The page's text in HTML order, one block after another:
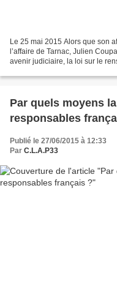
Le 25 mai 2015 Alors que son
l’affaire de Tarnac, Julien
avenir judiciaire, la loi sur le
Par quels moyens
responsables
Publié le 27/06/2015 à 12:33
Par C.L.A.P33